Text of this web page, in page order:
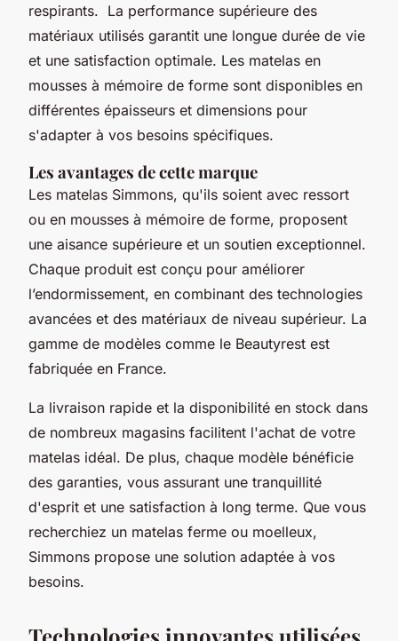
respirants. La performance supérieure des
matériaux utilisés garantit une longue durée de vie
et une satisfaction optimale. Les matelas en
mousses à mémoire de forme sont disponibles en
différentes épaisseurs et dimensions pour
s'adapter à vos besoins spécifiques.
Les avantages de cette marque
Les matelas Simmons, qu'ils soient avec ressort
ou en mousses à mémoire de forme, proposent
une aisance supérieure et un soutien exceptionnel.
Chaque produit est conçu pour améliorer
l’endormissement, en combinant des technologies
avancées et des matériaux de niveau supérieur. La
gamme de modèles comme le Beautyrest est
fabriquée en France.
La livraison rapide et la disponibilité en stock dans
de nombreux magasins facilitent l'achat de votre
matelas idéal. De plus, chaque modèle bénéficie
des garanties, vous assurant une tranquillité
d'esprit et une satisfaction à long terme. Que vous
recherchiez un matelas ferme ou moelleux,
Simmons propose une solution adaptée à vos
besoins.
Technologies innovantes utilisées